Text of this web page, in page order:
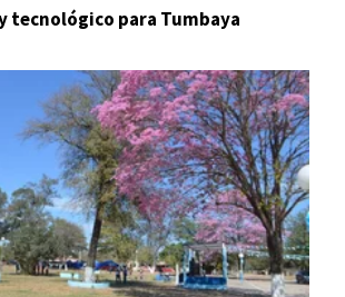
tecnológico para Tumbaya